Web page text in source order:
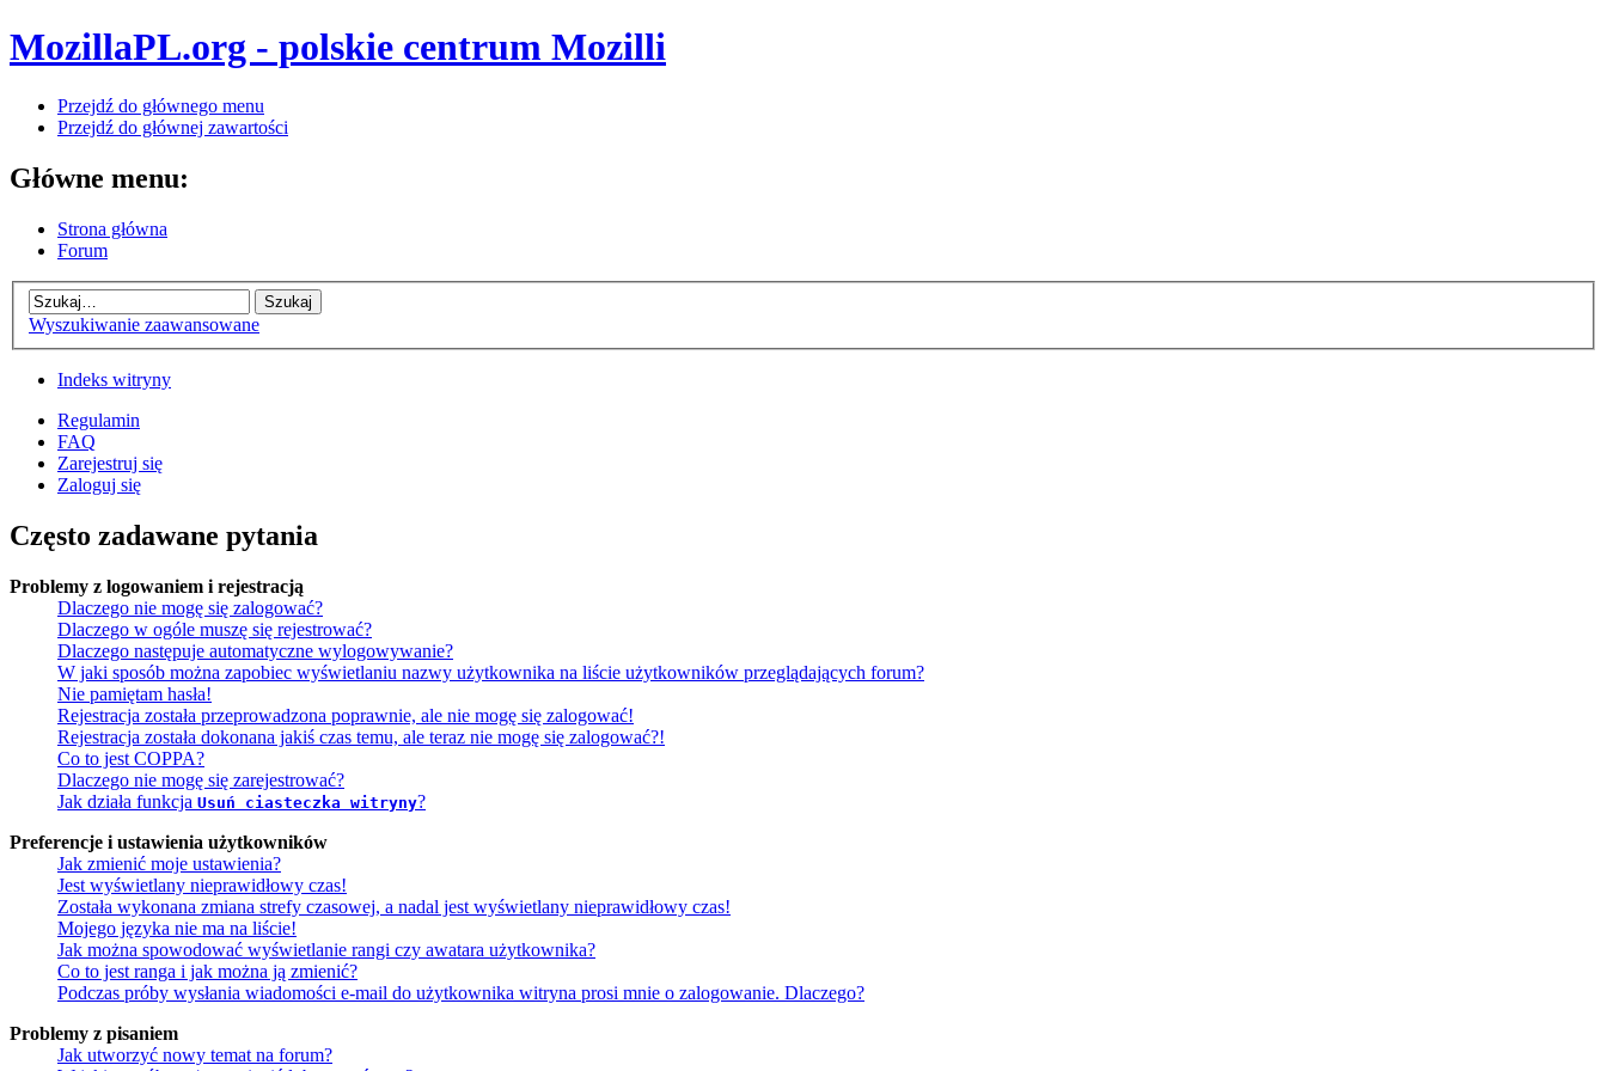
MozillaPL.org - polskie centrum Mozilli
Przejdź do głównego menu
Przejdź do głównej zawartości
Główne menu:
Strona główna
Forum
Wyszukiwanie zaawansowane
Indeks witryny
Regulamin
FAQ
Zarejestruj się
Zaloguj się
Często zadawane pytania
Problemy z logowaniem i rejestracją
Dlaczego nie mogę się zalogować?
Dlaczego w ogóle muszę się rejestrować?
Dlaczego następuje automatyczne wylogowywanie?
W jaki sposób można zapobiec wyświetlaniu nazwy użytkownika na liście użytkowników przeglądających forum?
Nie pamiętam hasła!
Rejestracja została przeprowadzona poprawnie, ale nie mogę się zalogować!
Rejestracja została dokonana jakiś czas temu, ale teraz nie mogę się zalogować?!
Co to jest COPPA?
Dlaczego nie mogę się zarejestrować?
Jak działa funkcja Usuń ciasteczka witryny?
Preferencje i ustawienia użytkowników
Jak zmienić moje ustawienia?
Jest wyświetlany nieprawidłowy czas!
Została wykonana zmiana strefy czasowej, a nadal jest wyświetlany nieprawidłowy czas!
Mojego języka nie ma na liście!
Jak można spowodować wyświetlanie rangi czy awatara użytkownika?
Co to jest ranga i jak można ją zmienić?
Podczas próby wysłania wiadomości e-mail do użytkownika witryna prosi mnie o zalogowanie. Dlaczego?
Problemy z pisaniem
Jak utworzyć nowy temat na forum?